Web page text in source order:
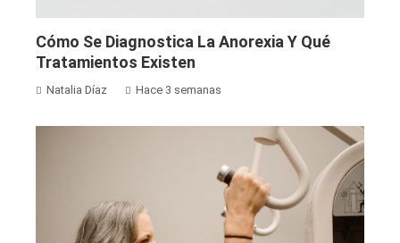
Cómo Se Diagnostica La Anorexia Y Qué
Tratamientos Existen
Natalia Díaz Hace 3 semanas